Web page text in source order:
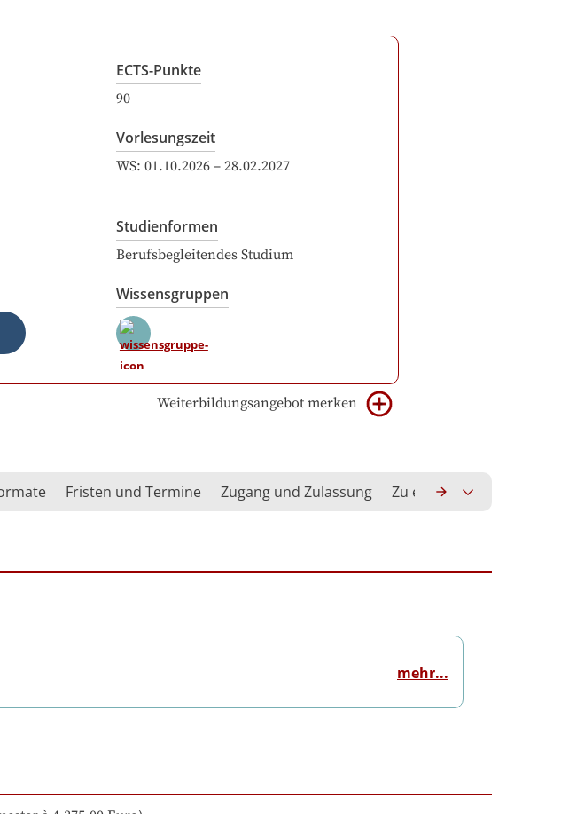
ECTS-Punkte
90
Vorlesungszeit
WS: 01.10.2026 – 28.02.2027
Studienformen
Berufsbegleitendes Studium
Wissensgruppen
Weiterbildungsangebot merken
Fristen und Termine Zugang und Zulassung Zu erwerbende
mehr...